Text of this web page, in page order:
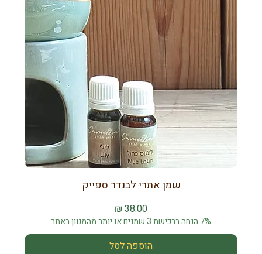
שמן אתרי לבנדר ספייק
מחיר
7% הנחה ברכישת 3 שמנים או יותר מהמגוון באתר
הוספה לסל